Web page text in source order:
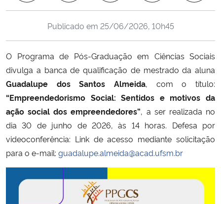
Ministério de Minas e Energia
Ministério da Ciência, Tecnologia, Inovações e Comunicações
Ministério do Meio Ambiente
Ministério do Turismo
Controladoria-Geral da União
Publicado em 25/06/2026, 10h45
O Programa de Pós-Graduação em Ciências Sociais
divulga a banca de qualificação de mestrado da aluna
Guadalupe dos Santos Almeida, com o título:
“Empreendedorismo Social: Sentidos e motivos da
ação social dos empreendedores”, a ser realizada no
dia 30 de junho de 2026, às 14 horas. Defesa por
videoconferência: Link de acesso mediante solicitação
para o e-mail: guadalupe.almeida@acad.ufsm.br